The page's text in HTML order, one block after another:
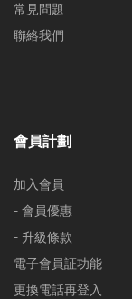
常見問題
聯絡我們
會員計劃
加入會員
- 會員優惠
- 升級條款
電子會員証功能
更換電話再登入